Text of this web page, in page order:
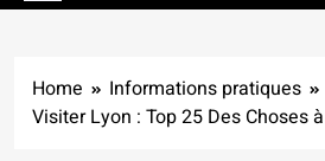
Home
Informations pratiques
Visiter Lyon : Top 25 Des Choses